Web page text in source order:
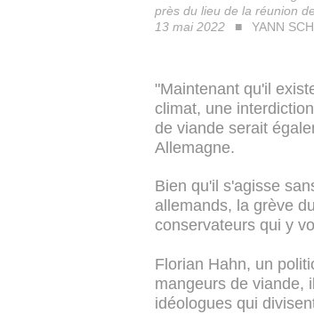
près du lieu de la réunion
13 mai 2022
YANN
"Maintenant qu'il
climat, une
de viande serait
Allemagne.
Bien qu'il s'agisse
allemands, la grève
conservateurs qui y
Florian Hahn, un
mangeurs de viande,
idéologues qui